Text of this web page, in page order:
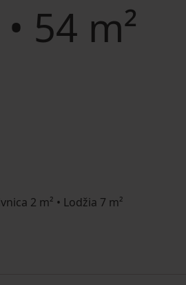
54 m²
2 m² • Lodžia 7 m²